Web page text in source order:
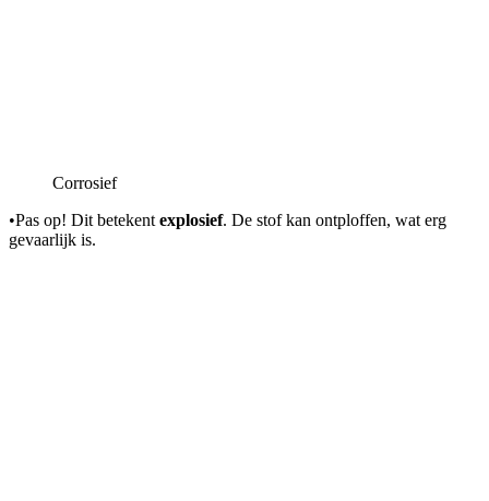
Corrosief
•Pas op! Dit betekentexplosief. De stof kan ontploffen, wat erg
gevaarlijk is.